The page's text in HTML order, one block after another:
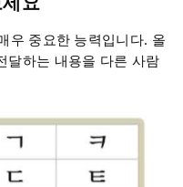
우 중요한 능력입니다. 올
달하는 내용을 다른 사람